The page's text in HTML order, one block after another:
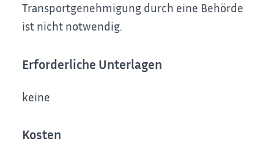
Transportgenehmigung durch eine Behörde
ist nicht notwendig.
Erforderliche Unterlagen
keine
Kosten